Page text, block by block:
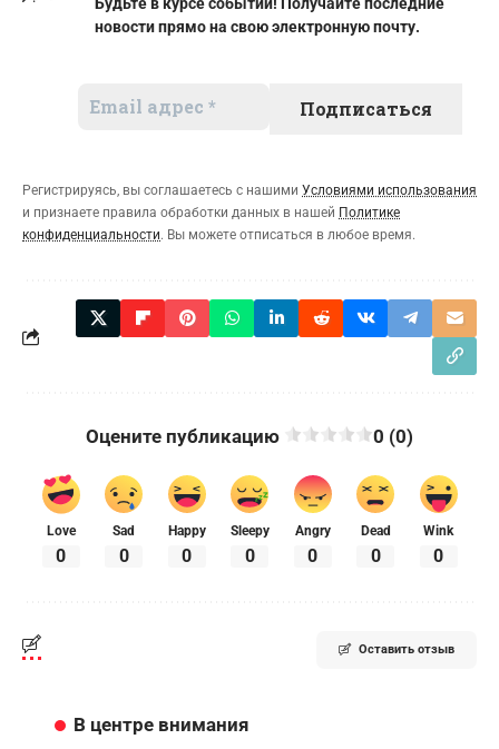
новости прямо на свою электронную почту.
Регистрируясь, вы соглашаетесь с нашими Условиями использования
и признаете правила обработки данных в нашей Политике
конфиденциальности. Вы можете отписаться в любое время.
Оцените публикацию 0 (0)
Love
0
Sad
0
Happy
0
Sleepy
0
Angry
0
Dead
0
Wink
0
Оставить отзыв
В центре внимания